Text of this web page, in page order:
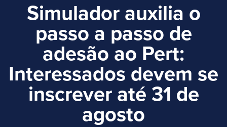
Simulador auxilia o
passo a passo de
adesão ao Pert:
Interessados devem se
inscrever até 31 de
agosto